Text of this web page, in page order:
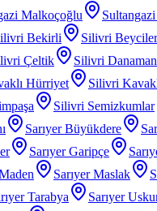
Malkoçoğlu
Bekirli Silivri Beyciler
Çeltik Silivri
Hürriyet Silivri
Silivri Semizkumlar
Sarıyer Büyükdere
Sarıyer Garipçe
Sarıyer Maslak
Tarabya Sarıyer